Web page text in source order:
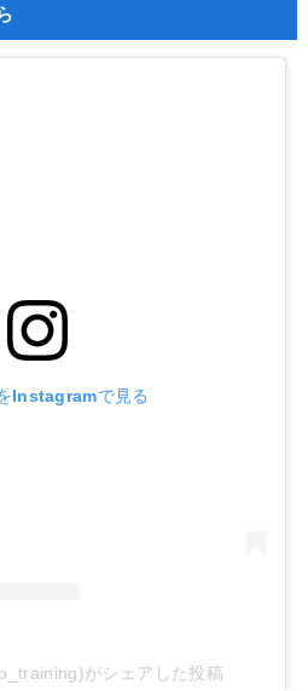
Instagramで見る
がシェアした投稿